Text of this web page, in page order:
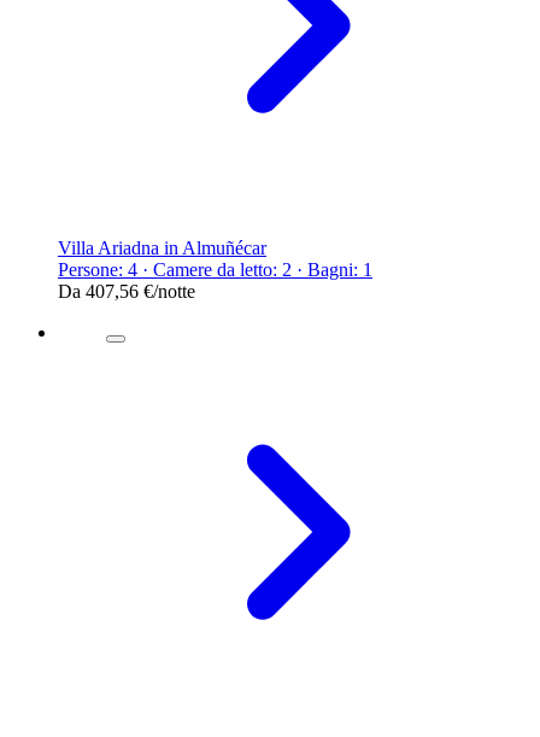
Villa Ariadna in Almuñécar
Persone: 4 · Camere da letto: 2 · Bagni: 1
Da 407,56 €/notte